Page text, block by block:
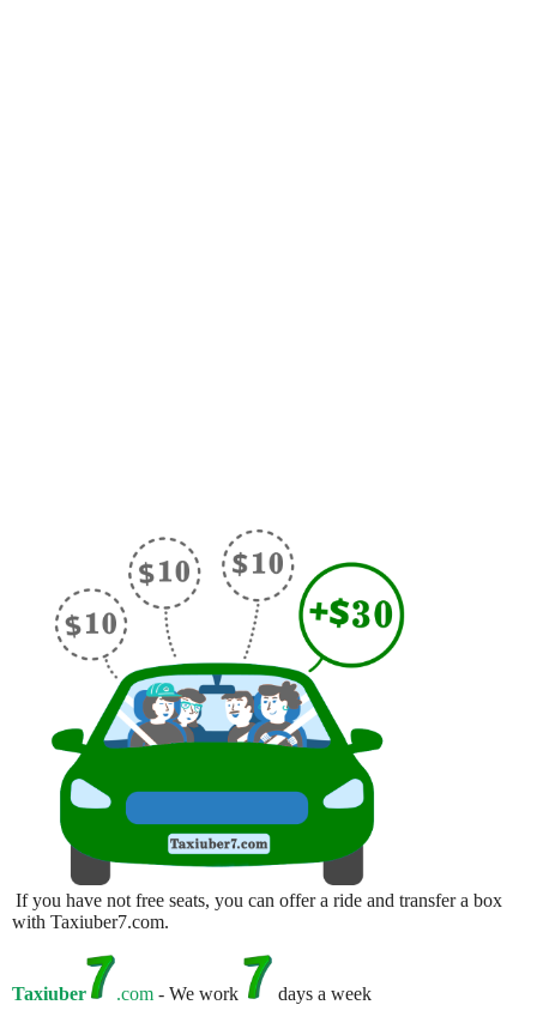
If you have not free seats, you can offer a ride and transfer a box
with Taxiuber7.com.
Taxiuber .com - We work days a week